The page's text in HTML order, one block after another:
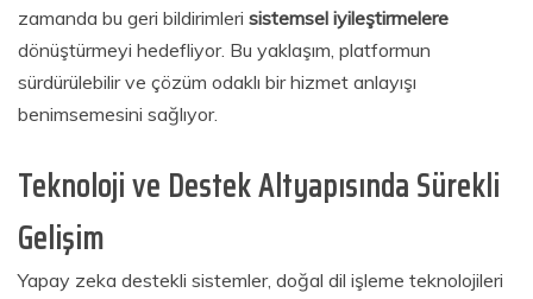
zamanda bu geri bildirimleri sistemsel iyileştirmelere
dönüştürmeyi hedefliyor. Bu yaklaşım, platformun
sürdürülebilir ve çözüm odaklı bir hizmet anlayışı
benimsemesini sağlıyor.
Teknoloji ve Destek Altyapısında Sürekli
Gelişim
Yapay zeka destekli sistemler, doğal dil işleme teknolojileri